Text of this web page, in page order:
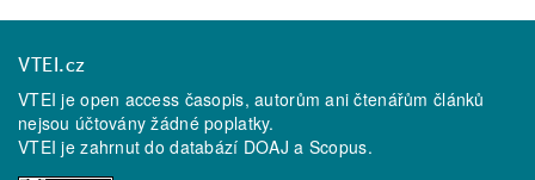
VTEI.cz
VTEI je open access časopis, autorům ani čtenářům článků
nejsou účtovány žádné poplatky.
VTEI je zahrnut do databází DOAJ a Scopus.